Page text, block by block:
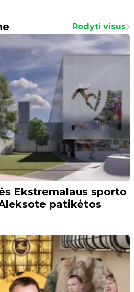
Rodyti visus
Ekstremalaus sporto
patikėtos